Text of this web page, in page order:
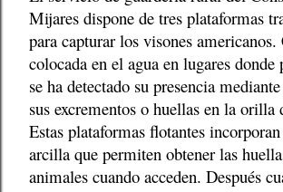
Mijares dispone de tres plataformas
para capturar los visones americanos.
colocada en el agua en lugares donde
se ha detectado su presencia
sus excrementos o huellas en la orilla
Estas plataformas flotantes incorporan
arcilla que permiten obtener las
animales cuando acceden. Después